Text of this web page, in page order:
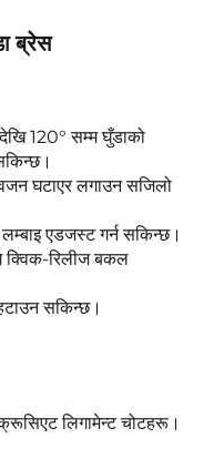
ब्रेस
देखि 120° सम्म घुँडाको
घटाएर लगाउन सजिलो
लम्बाइ एडजस्ट गर्न सकिन्छ।
क्विक-रिलीज बकल
सकिन्छ।
लिगामेन्ट चोटहरू।